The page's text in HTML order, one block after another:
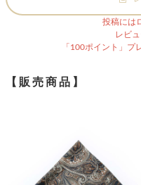
投稿には
レビ
「100ポイント」プ
【販売商品】